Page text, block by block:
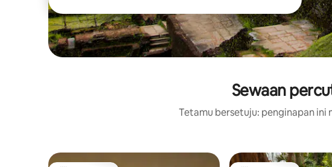
Sewaan
Tetamu bersetuju: penginapan